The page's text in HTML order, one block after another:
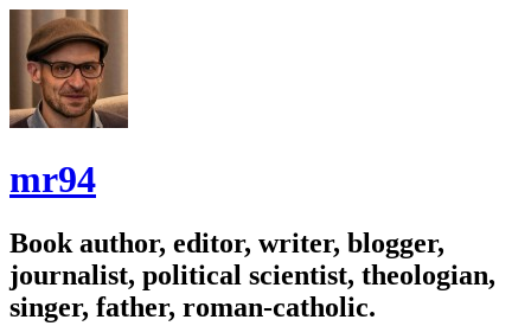
mr94
Book author, editor, writer, blogger,
journalist, political scientist, theologian,
singer, father, roman-catholic.